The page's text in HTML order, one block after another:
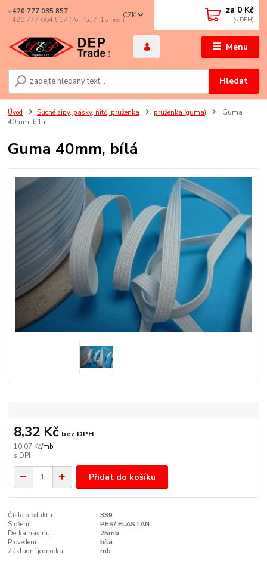
Menu
CZK
Hledat
+420 777 085 857
+420 777 664 517 (Po-Pá, 7-15 hod.)
za 0 Kč
Úvod Suché zipy, pásky, nitě, pruženka pruženka (guma)
Guma
40mm, bílá
Guma 40mm, bílá
10,07 Kč/mb
8,32 Kč bez DPH
Přidat do košíku
Číslo produktu:
339
Složení:
PES/ ELASTAN
Délka návinu:
25mb
Provedení:
bílá
Základní jednotka:
mb